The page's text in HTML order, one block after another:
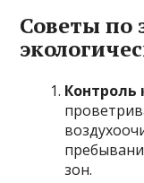
Советы по
Контроль
зон.